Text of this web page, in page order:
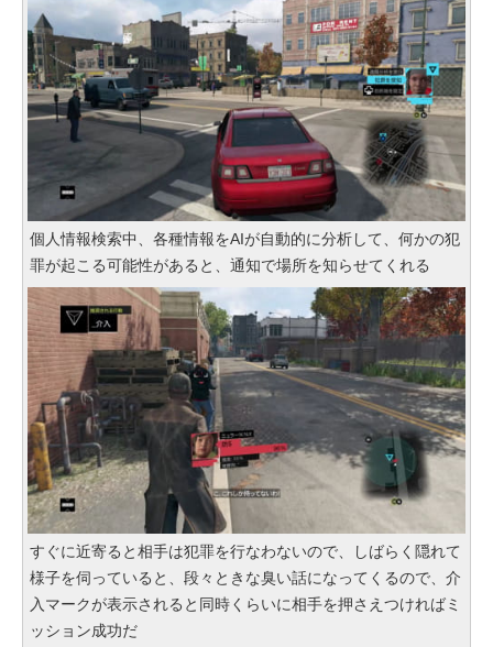
個人情報検索中、各種情報をAIが自動的に分析して、何かの犯
罪が起こる可能性があると、通知で場所を知らせてくれる
すぐに近寄ると相手は犯罪を行なわないので、しばらく隠れて
様子を伺っていると、段々ときな臭い話になってくるので、介
入マークが表示されると同時くらいに相手を押さえつければミ
ッション成功だ